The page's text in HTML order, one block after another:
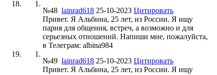
№48 lainrad618 25-10-2023 Цитировать
Привет. Я Альбина, 25 лет, из России. Я ищу
парня для общения, встреч, а возможно и для
серьезных отношений. Напиши мне, пожалуйста,
в Телеграм: albina984
№49 lainrad618 25-10-2023 Цитировать
Привет. Я Альбина, 25 лет, из России. Я ищу